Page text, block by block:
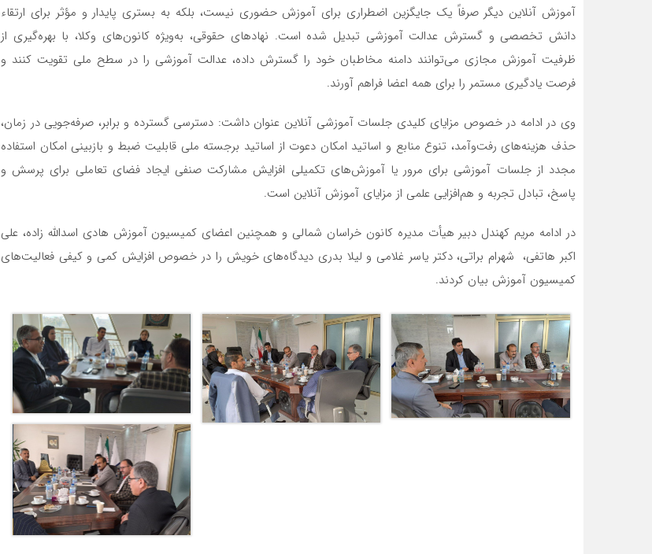
آموزش آنلاین دیگر صرفاً یک جایگزین اضطراری برای آموزش حضوری نیست، بلکه به بستری پایدار و مؤثر برای ارتقاء
دانش تخصصی و گسترش عدالت آموزشی تبدیل شده است. نهادهای حقوقی، به‌ویژه کانون‌های وکلا، با بهره‌گیری از
ظرفیت آموزش مجازی می‌توانند دامنه مخاطبان خود را گسترش داده، عدالت آموزشی را در سطح ملی تقویت کنند و
فرصت یادگیری مستمر را برای همه اعضا فراهم آورند.
وی در ادامه در خصوص مزایای کلیدی جلسات آموزشی آنلاین عنوان داشت: دسترسی گسترده و برابر، صرفه‌جویی در زمان،
حذف هزینه‌های رفت‌وآمد، تنوع منابع و اساتید امکان دعوت از اساتید برجسته ملی قابلیت ضبط و بازبینی امکان استفاده
مجدد از جلسات آموزشی برای مرور یا آموزش‌های تکمیلی افزایش مشارکت صنفی ایجاد فضای تعاملی برای پرسش و
پاسخ، تبادل تجربه و هم‌افزایی علمی از مزایای آموزش آنلاین است.
در ادامه مریم کهندل دبیر هیأت مدیره کانون خراسان شمالی و همچنین اعضای کمیسیون آموزش هادی اسدالله زاده، علی
اکبر هاتفی، شهرام براتی، دکتر یاسر غلامی و لیلا بدری دیدگاه‌های خویش را در خصوص افزایش کمی و کیفی فعالیت‌های
کمیسیون آموزش بیان کردند.